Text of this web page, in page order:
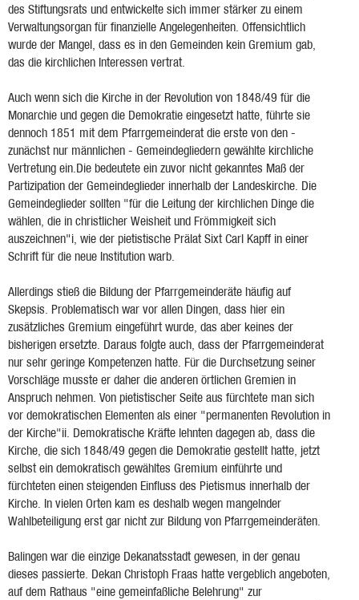
des Stiftungsrats und entwickelte sich immer stärker zu einem
Verwaltungsorgan für finanzielle Angelegenheiten. Offensichtlich
wurde der Mangel, dass es in den Gemeinden kein Gremium gab,
das die kirchlichen Interessen vertrat.
Auch wenn sich die Kirche in der Revolution von 1848/49 für die
Monarchie und gegen die Demokratie eingesetzt hatte, führte sie
dennoch 1851 mit dem Pfarrgemeinderat die erste von den -
zunächst nur männlichen - Gemeindegliedern gewählte kirchliche
Vertretung ein.Die bedeutete ein zuvor nicht gekanntes Maß der
Partizipation der Gemeindeglieder innerhalb der Landeskirche. Die
Gemeindeglieder sollten "für die Leitung der kirchlichen Dinge die
wählen, die in christlicher Weisheit und Frömmigkeit sich
auszeichnen"i, wie der pietistische Prälat Sixt Carl Kapff in einer
Schrift für die neue Institution warb.
Allerdings stieß die Bildung der Pfarrgemeinderäte häufig auf
Skepsis. Problematisch war vor allen Dingen, dass hier ein
zusätzliches Gremium eingeführt wurde, das aber keines der
bisherigen ersetzte. Daraus folgte auch, dass der Pfarrgemeinderat
nur sehr geringe Kompetenzen hatte. Für die Durchsetzung seiner
Vorschläge musste er daher die anderen örtlichen Gremien in
Anspruch nehmen. Von pietistischer Seite aus fürchtete man sich
vor demokratischen Elementen als einer "permanenten Revolution in
der Kirche"ii. Demokratische Kräfte lehnten dagegen ab, dass die
Kirche, die sich 1848/49 gegen die Demokratie gestellt hatte, jetzt
selbst ein demokratisch gewähltes Gremium einführte und
fürchteten einen steigenden Einfluss des Pietismus innerhalb der
Kirche. In vielen Orten kam es deshalb wegen mangelnder
Wahlbeteiligung erst gar nicht zur Bildung von Pfarrgemeinderäten.
Balingen war die einzige Dekanatsstadt gewesen, in der genau
dieses passierte. Dekan Christoph Fraas hatte vergeblich angeboten,
auf dem Rathaus "eine gemeinfaßliche Belehrung" zur